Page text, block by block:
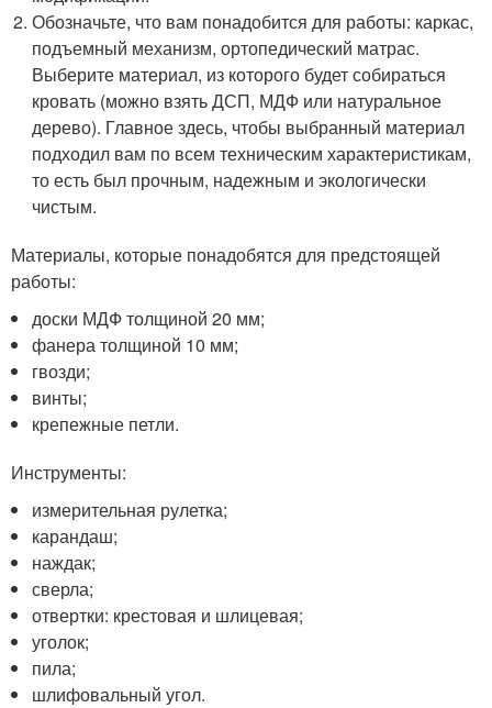
Обозначьте, что вам понадобится для работы: каркас,
подъемный механизм, ортопедический матрас.
Выберите материал, из которого будет собираться
кровать (можно взять ДСП, МДФ или натуральное
дерево). Главное здесь, чтобы выбранный материал
подходил вам по всем техническим характеристикам,
то есть был прочным, надежным и экологически
чистым.
Материалы, которые понадобятся для предстоящей
работы:
доски МДФ толщиной 20 мм;
фанера толщиной 10 мм;
гвозди;
винты;
крепежные петли.
Инструменты:
измерительная рулетка;
карандаш;
наждак;
сверла;
отвертки: крестовая и шлицевая;
уголок;
пила;
шлифовальный угол.